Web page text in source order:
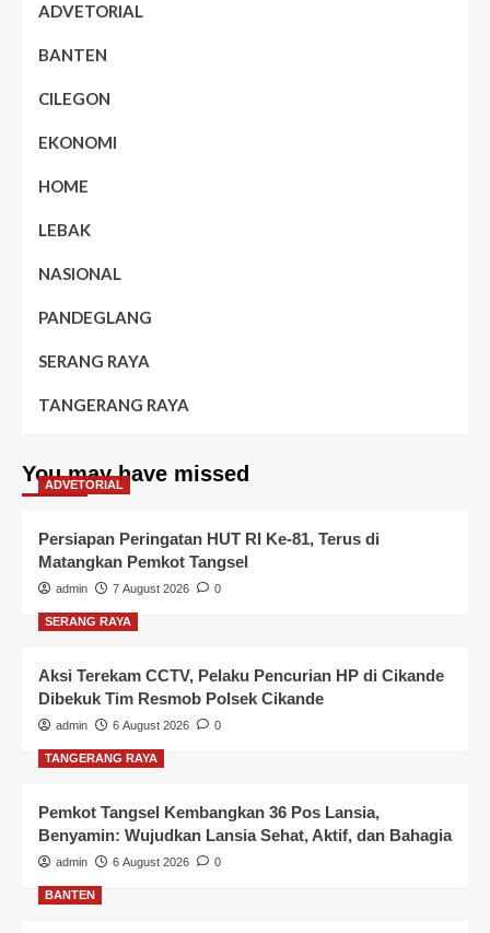
ADVETORIAL
BANTEN
CILEGON
EKONOMI
HOME
LEBAK
NASIONAL
PANDEGLANG
SERANG RAYA
TANGERANG RAYA
You may have missed
ADVETORIAL
Persiapan Peringatan HUT RI Ke-81, Terus di
Matangkan Pemkot Tangsel
admin 7 August 2026 0
SERANG RAYA
Aksi Terekam CCTV, Pelaku Pencurian HP di Cikande
Dibekuk Tim Resmob Polsek Cikande
admin 6 August 2026 0
TANGERANG RAYA
Pemkot Tangsel Kembangkan 36 Pos Lansia,
Benyamin: Wujudkan Lansia Sehat, Aktif, dan Bahagia
admin 6 August 2026 0
BANTEN